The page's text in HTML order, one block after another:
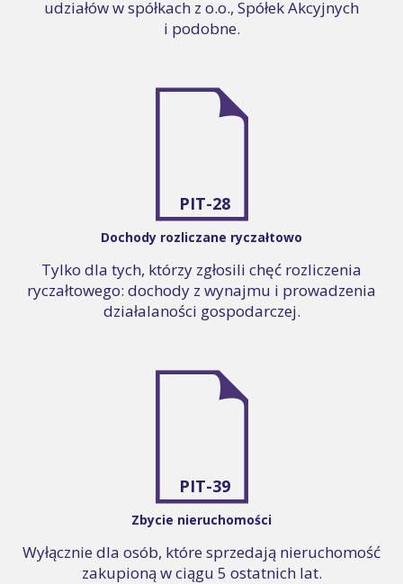
udziałów w spółkach z o.o., Spółek Akcyjnych
i podobne.
PIT-28
Dochody rozliczane ryczałtowo
Tylko dla tych, którzy zgłosili chęć rozliczenia
ryczałtowego: dochody z wynajmu i prowadzenia
działalaności gospodarczej.
PIT-39
Zbycie nieruchomości
Wyłącznie dla osób, które sprzedają nieruchomość
zakupioną w ciągu 5 ostatnich lat.